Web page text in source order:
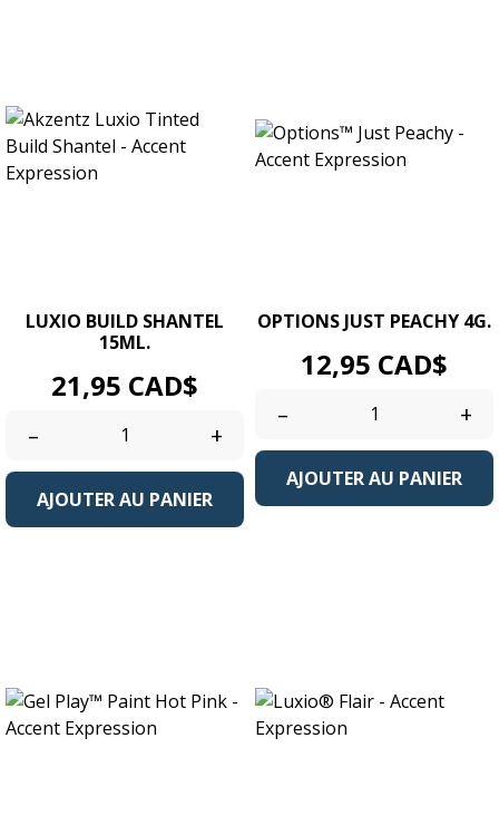
LUXIO BUILD SHANTEL
15ML.
Prix
21,95 CAD$
– +
AJOUTER AU PANIER
OPTIONS JUST PEACHY 4G.
Prix
12,95 CAD$
– +
AJOUTER AU PANIER